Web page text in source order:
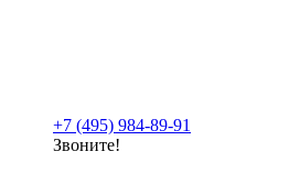
+7 (495) 984-89-91
Звоните!